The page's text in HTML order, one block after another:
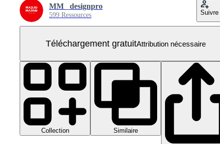
MM _designpro
599 Ressources Suivre
Téléchargement gratuitAttribution nécessaire
Collection Similaire